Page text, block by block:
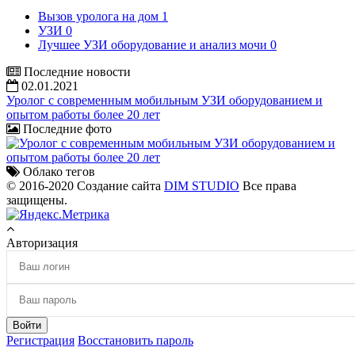
Вызов уролога на дом 1
УЗИ 0
Лучшее УЗИ оборудование и анализ мочи 0
Последние новости
02.01.2021
Уролог с современным мобильным УЗИ оборудованием и
опытом работы более 20 лет
Последние фото
Облако тегов
© 2016-2020 Создание сайта DIM STUDIO Все права
защищены.
Авторизация
Войти
Регистрация Восстановить пароль